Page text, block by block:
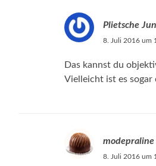
Plietsche
8. Juli 2016 um
Das kannst du
Vielleicht ist es sogar
modepraline
8. Juli 2016 um